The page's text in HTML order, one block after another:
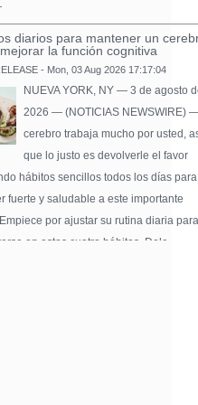
diarios para mantener un
la función cognitiva
- Mon, 03 Aug 2026 17:17:04
NUEVA YORK, NY — 3 de agosto
2026 — (NOTICIAS NEWSWIRE)
cerebro trabaja mucho por usted,
que lo justo es devolverle el favor
hábitos sencillos todos los días para
fuerte y saludable a este importante
por ajustar su rutina diaria
en estos cuatro hábitos. Dele …